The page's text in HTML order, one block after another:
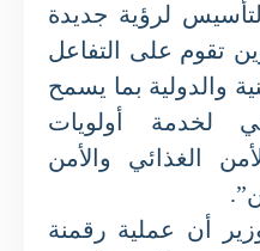
لرؤية جديدة
تقوم على التفاعل
والدولية بما يسمح
لخدمة أولويات
الغذائي والأمن
أن عملية رقمنة